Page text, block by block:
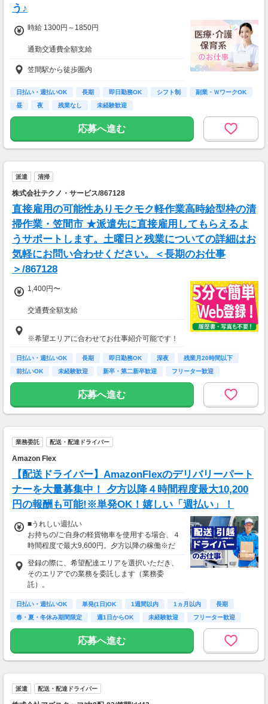
う♪
時給 1300円～1850円
通勤交通費全額支給
【週３で…】
・月収207,200円(時給1,850円×8時間×14日)
【週５で…】
・月収325,600円(時給1,850円×8時間×22日)
笠間駅から徒歩圏内
日払い・週払いOK 長期 即日勤務OK シフト制
副業・ＷワークOK
昼
夜 残業なし 未経験歓迎
応募へ進む
派遣 清掃
株式会社テクノ・サービス/867128
直接雇用の可能性ありモクモク軽作業高時給型枠の清
掃作業・笠間市 ★派遣先に直接雇用してもらえるよ
うサポートします。土曜日と残業についての詳細はお
気軽にお問い合わせください。＜長期のお仕事
＞/867128
1,400円〜
交通費全額支給
即払い制度有
※希望エリアに合わせてお仕事紹介可能です！
日払い・週払いOK 長期 即日勤務OK 深夜
残業月20時間以下
前払いOK
未経験歓迎 新卒・第二新卒歓迎 フリーター歓迎
応募へ進む
業務委託 配送・配達ドライバー
Amazon Flex
【配送ドライバー】AmazonFlexのデリバリーパート
ナーを大量募集中！ 夕方以降４時間程度最大10,200
円の報酬も可能!※単発OK！嬉しい「週払い」！
■うれしい週払い
お持ちの/ご自身の軽貨物車を使用する場合、４
時間程度で最大9,600円。夕方以降の稼働※だ
と４時間程度で最大10,200円の報酬が獲得可
能！給与ではなく、委託業務に応じた報酬をお
支払いする業務委託のお仕事です。うれしい週
払い。
定。地域により異なります
払いますが、可能な場合は、より早く、週払い
で前週稼働分をお支払いします。
登録の際に、希望配達エリアを選択いただき、
そのエリアでの業務を委託します（業務委
登録の際に、希望配達エリアを選択いただき、
そのエリアでの業務を委託します（業務委
託）。
日払い・週払いOK 単発(1日)OK 1週間以内 1ヵ月以内
長期
春・夏・冬休み期間限定
週1日からOK 未経験歓迎 フリーター歓迎
応募へ進む
派遣 配送・配達ドライバー